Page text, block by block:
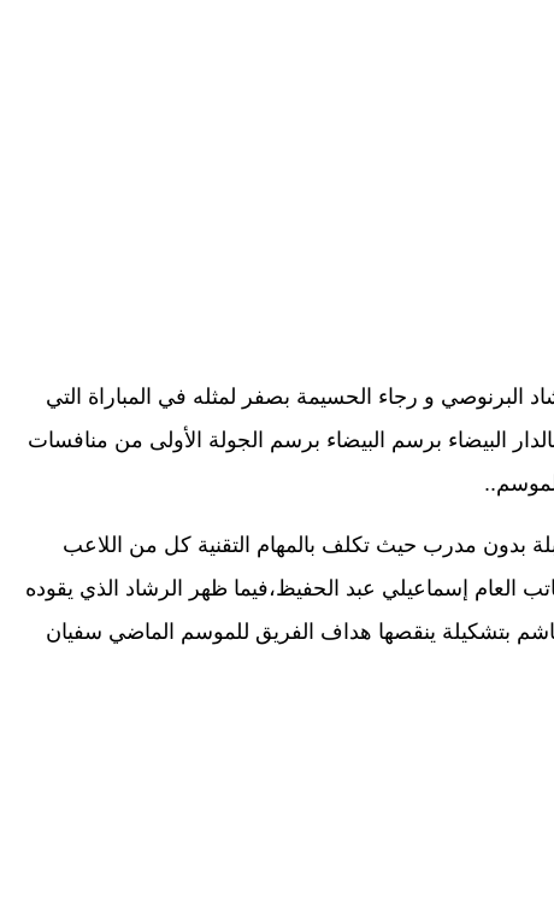
البرنوصي و رجاء الحسيمة بصفر لمثله في المباراة التي
البيضاء برسم البيضاء برسم الجولة الأولى من منافسات
بدون مدرب حيث تكلف بالمهام التقنية كل من اللاعب
العام إسماعيلي عبد الحفيظ،فيما ظهر الرشاد الذي يقوده
بتشكيلة ينقصها هداف الفريق للموسم الماضي سفيان